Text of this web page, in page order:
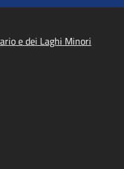
e dei Laghi Minori